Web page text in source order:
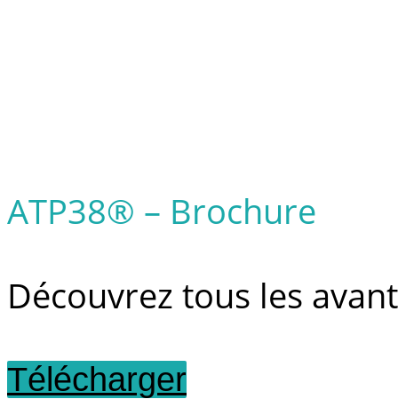
ATP38® – Brochure
Découvrez tous les
Télécharger